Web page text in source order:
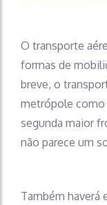
O transporte
formas de
breve, o
metrópole como
segunda maior
não parece um
Também haverá